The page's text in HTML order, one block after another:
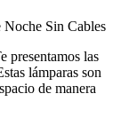
Sin Cables
presentamos las
lámparas son
de manera